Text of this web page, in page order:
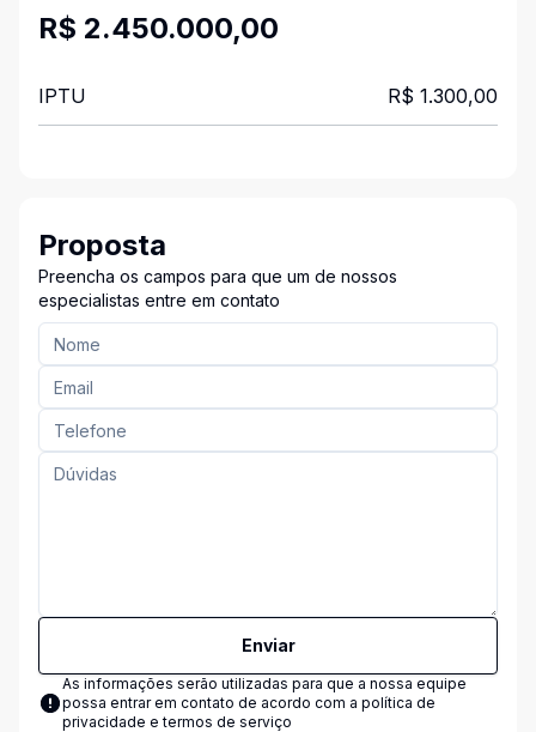
R$ 2.450.000,00
IPTU R$ 1.300,00
Proposta
Preencha os campos para que um de nossos
especialistas entre em contato
Enviar
As informações serão utilizadas para que a nossa equipe
possa entrar em contato de acordo com a política de
privacidade e termos de serviço